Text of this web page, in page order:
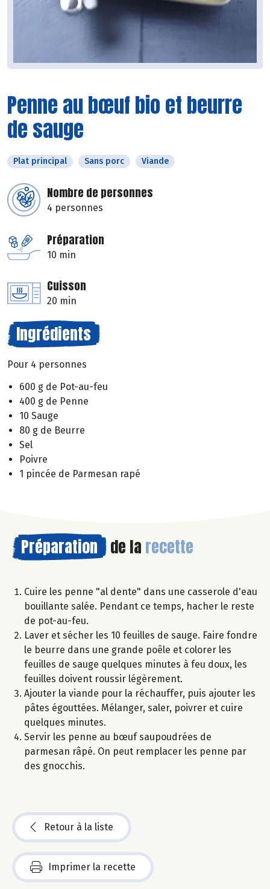
Penne au bœuf bio et beurre
de sauge
Plat principal Sans porc Viande
Nombre de personnes
4 personnes
Préparation
10 min
Cuisson
20 min
Ingrédients
Pour 4 personnes
600 g de Pot-au-feu
400 g de Penne
10 Sauge
80 g de Beurre
Sel
Poivre
1 pincée de Parmesan rapé
Préparation de la recette
Cuire les penne "al dente" dans une casserole d'eau
bouillante salée. Pendant ce temps, hacher le reste
de pot-au-feu.
Laver et sécher les 10 feuilles de sauge. Faire fondre
le beurre dans une grande poêle et colorer les
feuilles de sauge quelques minutes à feu doux, les
feuilles doivent roussir légèrement.
Ajouter la viande pour la réchauffer, puis ajouter les
pâtes égouttées. Mélanger, saler, poivrer et cuire
quelques minutes.
Servir les penne au bœuf saupoudrées de
parmesan râpé. On peut remplacer les penne par
des gnocchis.
Retour à la liste
Imprimer la recette